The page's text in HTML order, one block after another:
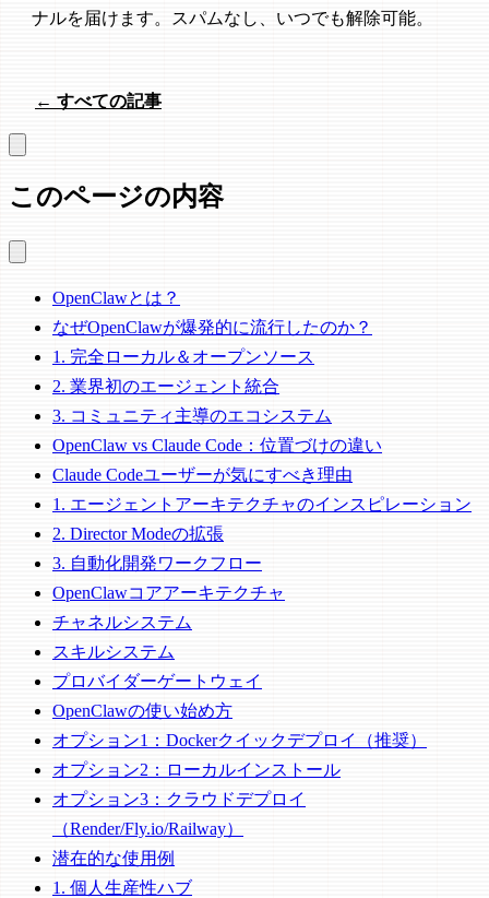
ナルを届けます。スパムなし、いつでも解除可能。
← すべての記事
このページの内容
OpenClawとは？
なぜOpenClawが爆発的に流行したのか？
1. 完全ローカル＆オープンソース
2. 業界初のエージェント統合
3. コミュニティ主導のエコシステム
OpenClaw vs Claude Code：位置づけの違い
Claude Codeユーザーが気にすべき理由
1. エージェントアーキテクチャのインスピレーション
2. Director Modeの拡張
3. 自動化開発ワークフロー
OpenClawコアアーキテクチャ
チャネルシステム
スキルシステム
プロバイダーゲートウェイ
OpenClawの使い始め方
オプション1：Dockerクイックデプロイ（推奨）
オプション2：ローカルインストール
オプション3：クラウドデプロイ
（Render/Fly.io/Railway）
潜在的な使用例
1. 個人生産性ハブ